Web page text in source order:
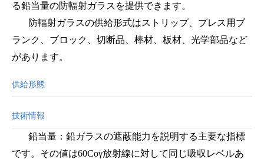
る鉛当量の防輻射ガラスを提供できます。
防輻射ガラスの供給形式はストリップ、プレス用ブ
ランク、ブロック、切断品、棒材、板材、光学部品など
があります。
供給形態
技術情報
鉛当量：鉛ガラスの遮蔽能力を説明する主要な指標
です。その値は60Coγ放射線に対して同じ吸収レベルあ